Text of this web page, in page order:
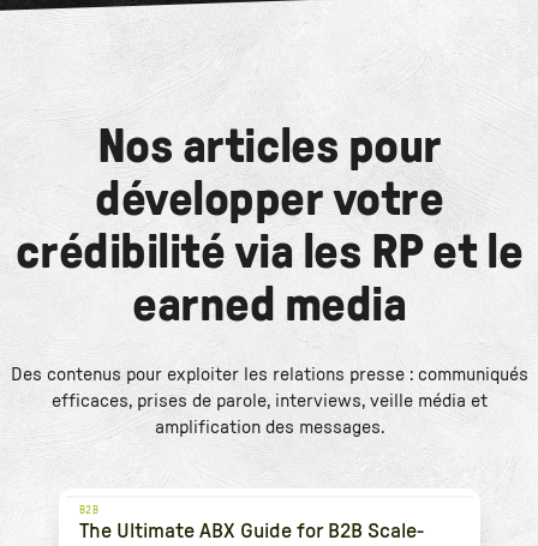
Nos articles pour
développer votre
crédibilité via les RP et le
earned media
Des contenus pour exploiter les relations presse : communiqués
efficaces, prises de parole, interviews, veille média et
amplification des messages.
B2B
The Ultimate ABX Guide for B2B Scale-